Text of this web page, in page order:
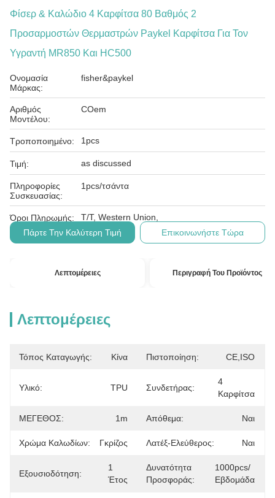
Φίσερ & Καλώδιο 4 Καρφίτσα 80 Βαθμός 2
Προσαρμοστών Θερμαστρών Paykel Καρφίτσα Για Τον
Υγραντή MR850 Και HC500
Ονομασία
Μάρκας:
fisher&paykel
Αριθμός
Μοντέλου:
COem
Τροποποιημένο: 1pcs
Τιμή: as discussed
Πληροφορίες
Συσκευασίας:
1pcs/τσάντα
Όροι Πληρωμής:
T/T, Western Union,
Πάρτε Την Καλύτερη Τιμή
Επικοινωνήστε Τώρα
Λεπτομέρειες Περιγραφή Του Προϊόντος
Λεπτομέρειες
Τόπος Καταγωγής: Κίνα Πιστοποίηση: CE,ISO
Υλικό: TPU Συνδετήρας:
4
Καρφίτσα
ΜΕΓΕΘΟΣ: 1m Απόθεμα: Ναι
Χρώμα Καλωδίων: Γκρίζος Λατέξ-Ελεύθερος: Ναι
Εξουσιοδότηση:
1
Έτος
Δυνατότητα
Προσφοράς:
1000pcs/
Εβδομάδα